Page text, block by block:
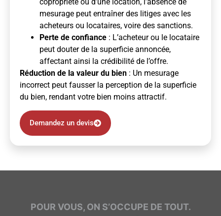
mesurage peut entraîner des litiges avec les
acheteurs ou locataires, voire des sanctions.
Perte de confiance : L’acheteur ou le locataire
peut douter de la superficie annoncée,
affectant ainsi la crédibilité de l’offre.
Réduction de la valeur du bien : Un mesurage
incorrect peut fausser la perception de la superficie
du bien, rendant votre bien moins attractif.
Demandez un devis
POUR VOUS, ON S’OCCUPE DE TOUT.